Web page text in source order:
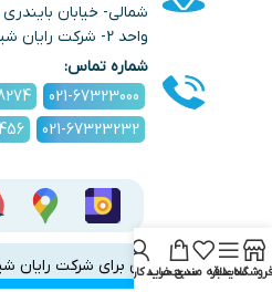
واحد 2- شرکت رایان شیمی شریف
شماره تماس:
021-67323000
021-67323232
تمامی حقوق برای شرکت
فروشگاهسایدبار
علاقه مندیسبد خرید
حساب کاربری من